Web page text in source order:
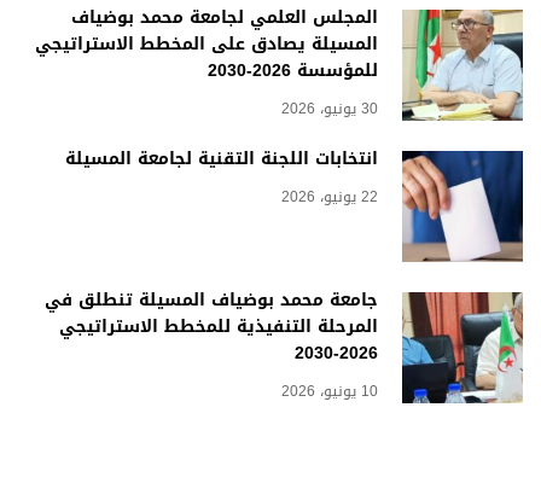
المجلس العلمي لجامعة محمد بوضياف
المسيلة يصادق على المخطط الاستراتيجي
للمؤسسة 2026-2030
30 يونيو، 2026
انتخابات اللجنة التقنية لجامعة المسيلة
22 يونيو، 2026
جامعة محمد بوضياف المسيلة تنطلق في
المرحلة التنفيذية للمخطط الاستراتيجي
2026-2030
10 يونيو، 2026